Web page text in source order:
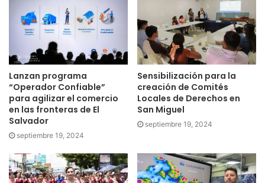
Lanzan programa
“Operador Confiable”
para agilizar el comercio
en las fronteras de El
Salvador
septiembre 19, 2024
Sensibilización para la
creación de Comités
Locales de Derechos en
San Miguel
septiembre 19, 2024